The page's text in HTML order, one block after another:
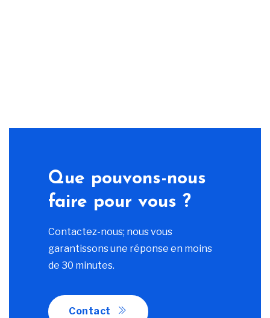
Que pouvons-nous
faire pour vous ?
Contactez-nous; nous vous
garantissons une réponse en moins
de 30 minutes.
Contact